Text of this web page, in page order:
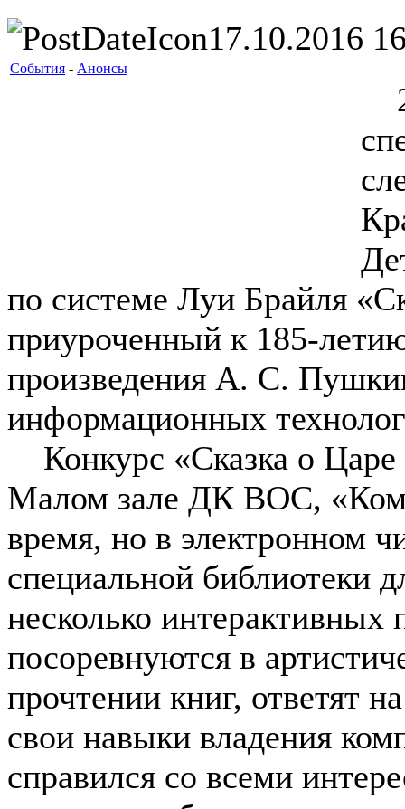
17.10.2016
События - Анонсы
по системе Луи Брайля
приуроченный к 185-
произведения А. С.
информационных
Конкурс «Сказка о Царе
Малом зале ДК ВОС,
время, но в электронном
специальной библиотеки
несколько
посоревнуются в
прочтении книг, ответят
свои навыки владения
справился со всеми